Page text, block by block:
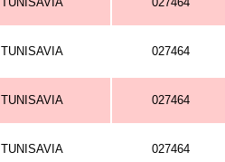
TUNISAVIA 027464
TUNISAVIA 027464
TUNISAVIA 027464